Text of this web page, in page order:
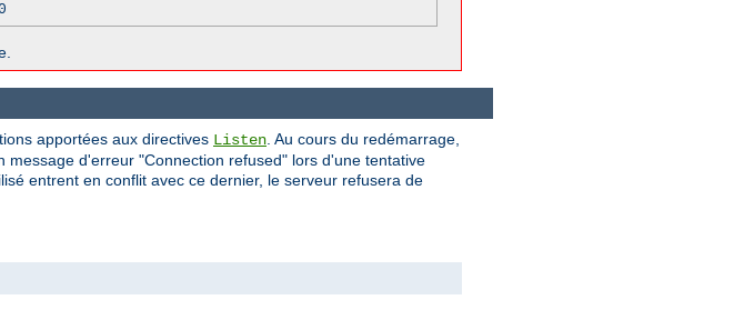
apportées aux directives Listen . Au cours du redémarrage,
d'erreur "Connection refused" lors d'une tentative
entrent en conflit avec ce dernier, le serveur refusera de